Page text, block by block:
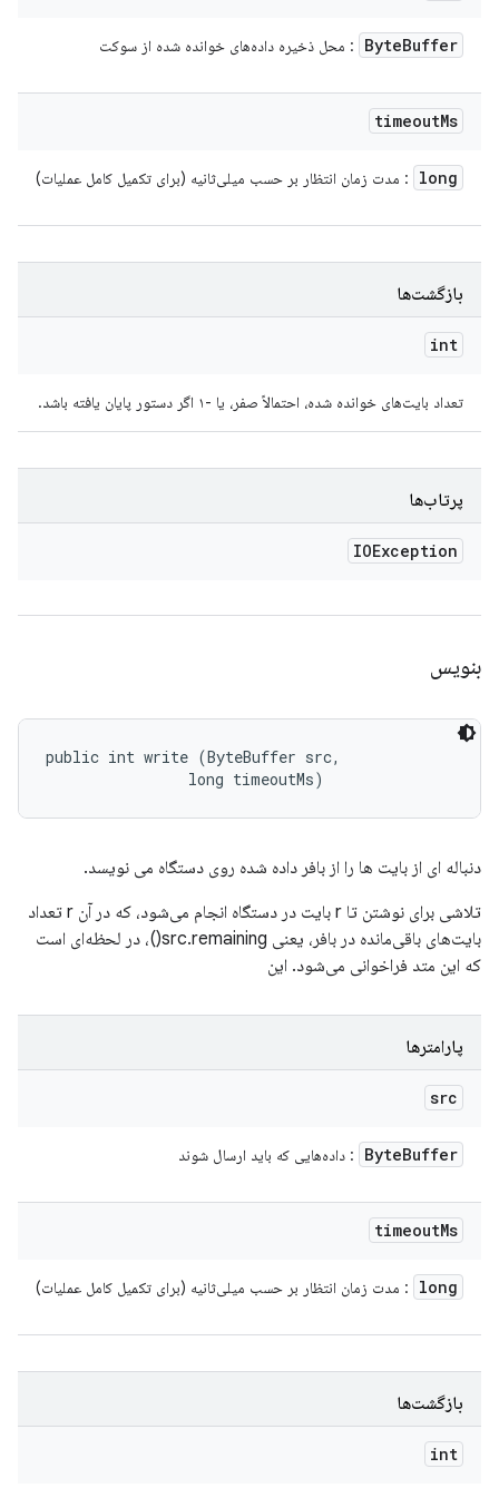
ByteBuffer : محل ذخیره داده‌های خوانده شده از سوکت
timeoutMs
long : مدت زمان انتظار بر حسب میلی‌ثانیه (برای تکمیل کامل عملیات)
بازگشت‌ها
int
تعداد بایت‌های خوانده شده، احتمالاً صفر، یا -۱ اگر دستور پایان یافته باشد.
پرتاب‌ها
IOException
بنویس
public int write (ByteBuffer src,
                long timeoutMs)
دنباله ای از بایت ها را از بافر داده شده روی دستگاه می نویسد.
تلاشی برای نوشتن تا r بایت در دستگاه انجام می‌شود، که در آن r تعداد
بایت‌های باقی‌مانده در بافر، یعنی src.remaining()، در لحظه‌ای است
که این متد فراخوانی می‌شود. این
پارامترها
src
ByteBuffer : داده‌هایی که باید ارسال شوند
timeoutMs
long : مدت زمان انتظار بر حسب میلی‌ثانیه (برای تکمیل کامل عملیات)
بازگشت‌ها
int